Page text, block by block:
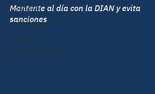
Tributación
Trabajo y empleo
Economia
Nómina Electrónica
Mantente al día con la DIAN y evita
sanciones
Asesoría empresarial